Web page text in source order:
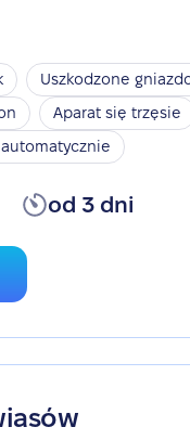
Uszkodzone
Aparat się trzęsie
od 3 dni